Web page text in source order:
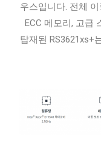
우스입니다. 전체
ECC 메모리, 고급
탑재된 RS3621xs+